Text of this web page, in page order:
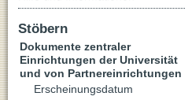
Stöbern
Dokumente zentraler
Einrichtungen der Universität
und von Partnereinrichtungen
Erscheinungsdatum